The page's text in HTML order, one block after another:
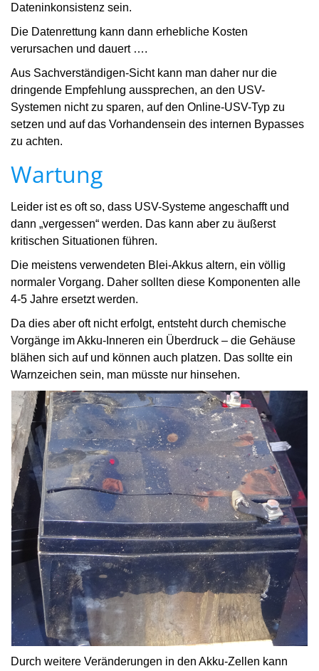
Dateninkonsistenz sein.
Die Datenrettung kann dann erhebliche Kosten
verursachen und dauert ….
Aus Sachverständigen-Sicht kann man daher nur die
dringende Empfehlung aussprechen, an den USV-
Systemen nicht zu sparen, auf den Online-USV-Typ zu
setzen und auf das Vorhandensein des internen Bypasses
zu achten.
Wartung
Leider ist es oft so, dass USV-Systeme angeschafft und
dann „vergessen“ werden. Das kann aber zu äußerst
kritischen Situationen führen.
Die meistens verwendeten Blei-Akkus altern, ein völlig
normaler Vorgang. Daher sollten diese Komponenten alle
4-5 Jahre ersetzt werden.
Da dies aber oft nicht erfolgt, entsteht durch chemische
Vorgänge im Akku-Inneren ein Überdruck – die Gehäuse
blähen sich auf und können auch platzen. Das sollte ein
Warnzeichen sein, man müsste nur hinsehen.
Durch weitere Veränderungen in den Akku-Zellen kann